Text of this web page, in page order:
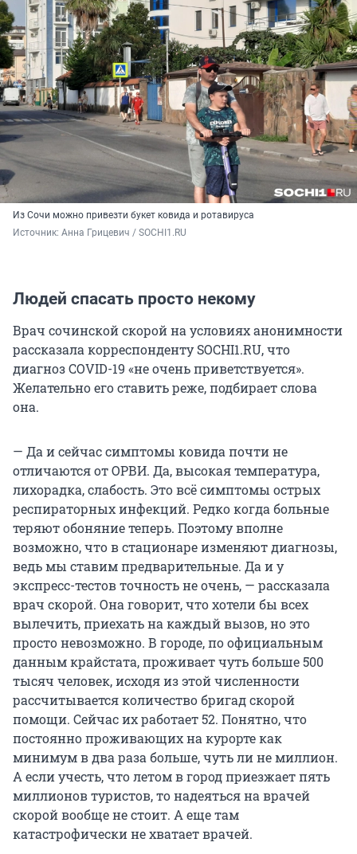
Из Сочи можно привезти букет ковида и ротавируса
Источник: Анна Грицевич / SOCHI1.RU
Людей спасать просто некому
Врач сочинской скорой на условиях анонимности
рассказала корреспонденту SOCHI1.RU, что
диагноз COVID-19 «не очень приветствуется».
Желательно его ставить реже, подбирает слова
она.
— Да и сейчас симптомы ковида почти не
отличаются от ОРВИ. Да, высокая температура,
лихорадка, слабость. Это всё симптомы острых
респираторных инфекций. Редко когда больные
теряют обоняние теперь. Поэтому вполне
возможно, что в стационаре изменяют диагнозы,
ведь мы ставим предварительные. Да и у
экспресс-тестов точность не очень, — рассказала
врач скорой. Она говорит, что хотели бы всех
вылечить, приехать на каждый вызов, но это
просто невозможно. В городе, по официальным
данным крайстата, проживает чуть больше 500
тысяч человек, исходя из этой численности
рассчитывается количество бригад скорой
помощи. Сейчас их работает 52. Понятно, что
постоянно проживающих на курорте как
минимум в два раза больше, чуть ли не миллион.
А если учесть, что летом в город приезжает пять
миллионов туристов, то надеяться на врачей
скорой вообще не стоит. А еще там
катастрофически не хватает врачей.